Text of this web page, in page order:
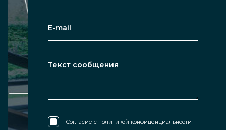
Согласие с политикой конфиденциальности